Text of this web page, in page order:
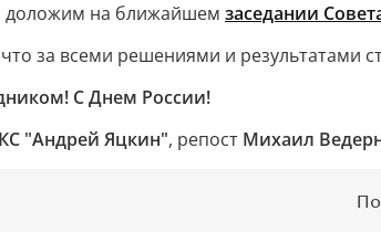
доложим на ближайшем заседании
за всеми решениями и результатами
С Днем России!
"Андрей Яцкин", репост Михаил